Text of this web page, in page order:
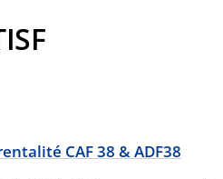
CAF 38 & ADF38